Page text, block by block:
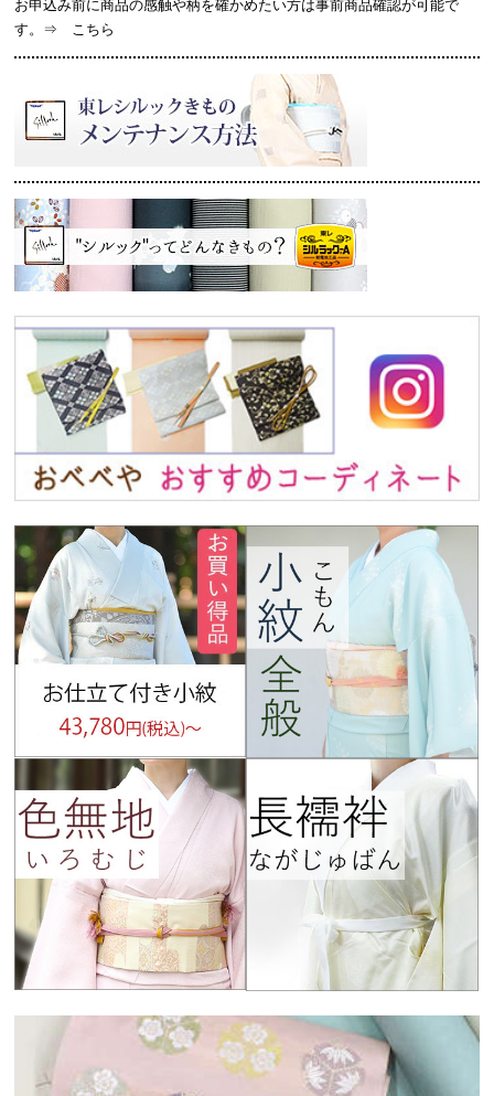
お申込み前に商品の感触や柄を確かめたい方は事前商品確認が可能で
す。⇒
こちら